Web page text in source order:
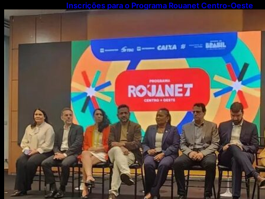
Inscrições para o Programa Rouanet Centro-Oeste
seguem abertas até 13 de agosto